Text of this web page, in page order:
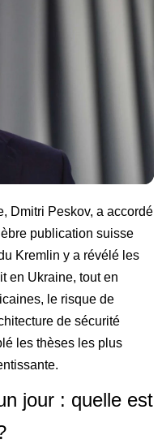
Dmitri Peskov, a accordé
publication suisse
Kremlin y a révélé les
en Ukraine, tout en
le risque de
de sécurité
les thèses les plus
jour : quelle est